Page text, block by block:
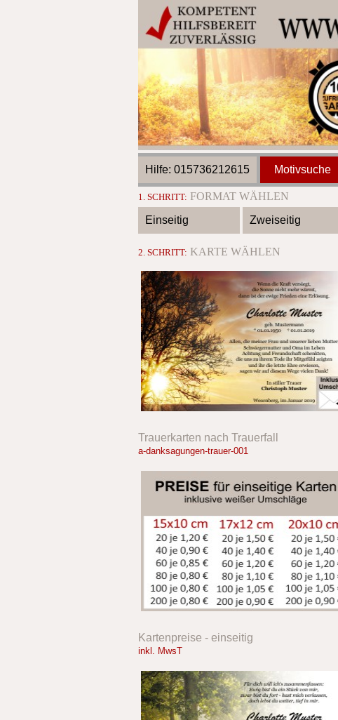
Motivsuche
Hilfe: 015736212615
1. SCHRITT: FORMAT WÄHLEN
Einseitig
Zweiseitig
2. SCHRITT: KARTE WÄHLEN
Trauerkarten nach Trauerfall
a-danksagungen-trauer-001
Kartenpreise - einseitig
inkl. MwsT